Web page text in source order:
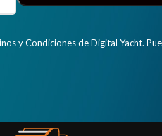
y Condiciones de Digital Yacht.